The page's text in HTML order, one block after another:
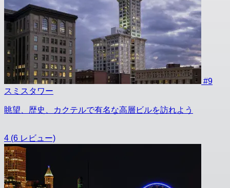
#9
スミスタワー
眺望、歴史、カクテルで有名な高層ビルを訪れよう
4 (6 レビュー)